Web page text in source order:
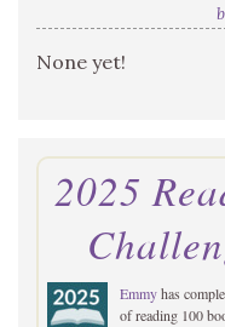
None yet!
2025
Emmyhas
of reading 100